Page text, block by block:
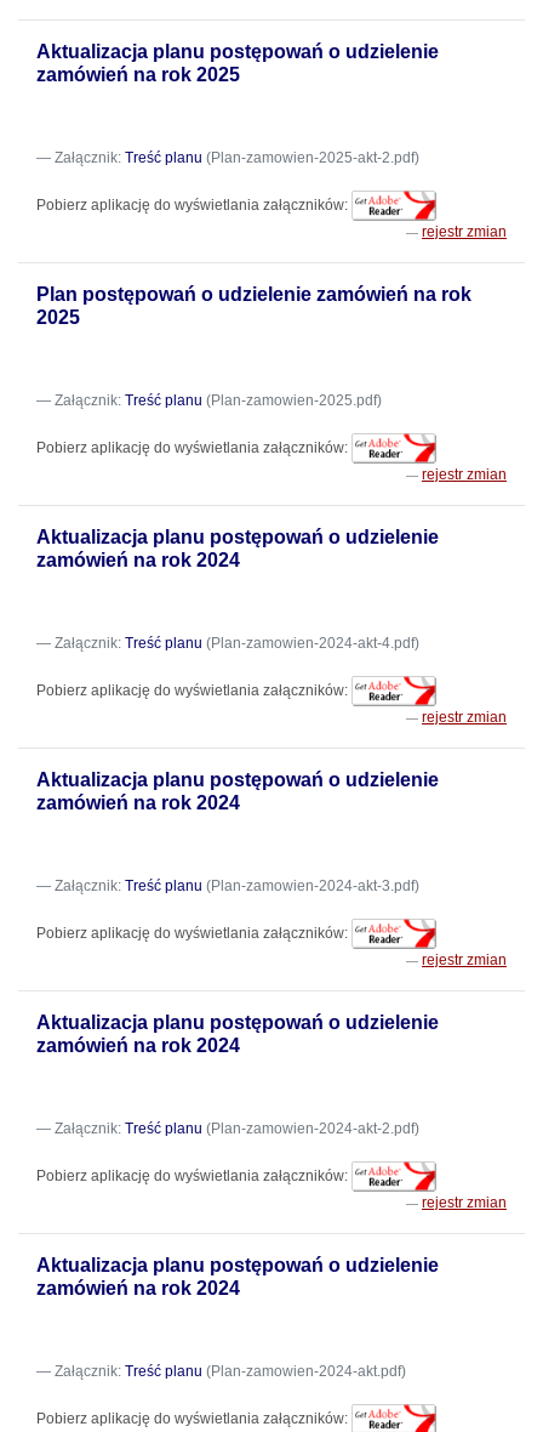
Aktualizacja planu postępowań o udzielenie
zamówień na rok 2025
Załącznik: Treść planu (Plan-zamowien-2025-akt-2.pdf)
Pobierz aplikację do wyświetlania załączników:
rejestr zmian
Plan postępowań o udzielenie zamówień na rok
2025
Załącznik: Treść planu (Plan-zamowien-2025.pdf)
Pobierz aplikację do wyświetlania załączników:
rejestr zmian
Aktualizacja planu postępowań o udzielenie
zamówień na rok 2024
Załącznik: Treść planu (Plan-zamowien-2024-akt-4.pdf)
Pobierz aplikację do wyświetlania załączników:
rejestr zmian
Aktualizacja planu postępowań o udzielenie
zamówień na rok 2024
Załącznik: Treść planu (Plan-zamowien-2024-akt-3.pdf)
Pobierz aplikację do wyświetlania załączników:
rejestr zmian
Aktualizacja planu postępowań o udzielenie
zamówień na rok 2024
Załącznik: Treść planu (Plan-zamowien-2024-akt-2.pdf)
Pobierz aplikację do wyświetlania załączników:
rejestr zmian
Aktualizacja planu postępowań o udzielenie
zamówień na rok 2024
Załącznik: Treść planu (Plan-zamowien-2024-akt.pdf)
Pobierz aplikację do wyświetlania załączników: